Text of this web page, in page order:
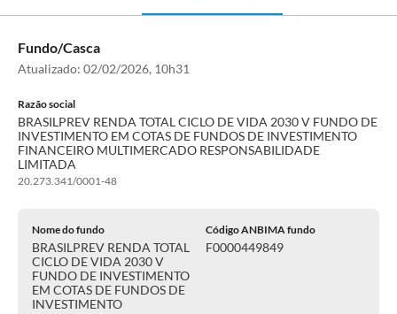
Fundo/Casca
Atualizado: 02/02/2026, 10h31
Razão social
BRASILPREV RENDA TOTAL CICLO DE VIDA 2030 V FUNDO DE
INVESTIMENTO EM COTAS DE FUNDOS DE INVESTIMENTO
FINANCEIRO MULTIMERCADO RESPONSABILIDADE
LIMITADA
20.273.341/0001-48
Nome do fundo
BRASILPREV RENDA TOTAL
CICLO DE VIDA 2030 V
FUNDO DE INVESTIMENTO
EM COTAS DE FUNDOS DE
INVESTIMENTO
Código ANBIMA fundo
F0000449849